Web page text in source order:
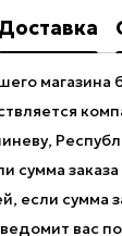
Доставка
магазина
сумма
если сумма
вас